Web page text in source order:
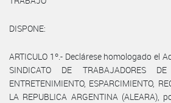
DISPONE:
ARTICULO 1º.- Declárese homologado el
SINDICATO DE TRABAJADORES
ENTRETENIMIENTO, ESPARCIMIENTO,
LA REPUBLICA ARGENTINA